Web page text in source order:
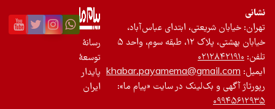
خیابان شریعتی، ابتدای عباس‌آباد،
بهشتی، پلاک ۱۲، طبقه سوم، واحد ۵
۰۲۱۲۸۴۲۱۹۱۰
khabar.payamema@gmail.com
آگهی و بک‌لینک در سایت «پیام ما»:
رسانۀ
توسعۀ
پایدار
ایران